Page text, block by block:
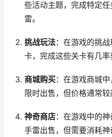
些活动主题，完成特定
雷。
挑战玩法：在游戏的挑
卡，完成这些关卡有几率
商城购买：在游戏商城
限时出售，但价格通常较
神奇商店：在游戏中的
手雷出售，但需要消耗神